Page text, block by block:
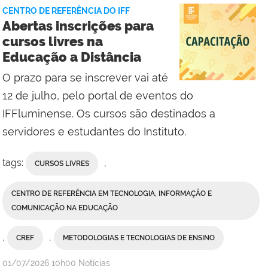
Comunicação
Social
do
Campus
Bom
Jesus
Itabapoana
CENTRO DE REFERÊNCIA DO IFF
Abertas inscrições para
cursos livres na
Educação a Distância
O prazo para se inscrever vai até
12 de julho, pelo portal de eventos do
IFFluminense. Os cursos são destinados a
servidores e estudantes do Instituto.
tags: CURSOS LIVRES
CENTRO DE REFERÊNCIA EM TECNOLOGIA, INFORMAÇÃO E
COMUNICAÇÃO NA EDUCAÇÃO
CREF METODOLOGIAS E TECNOLOGIAS DE ENSINO
por
publicado
01/07/2026 10h00 Notícias